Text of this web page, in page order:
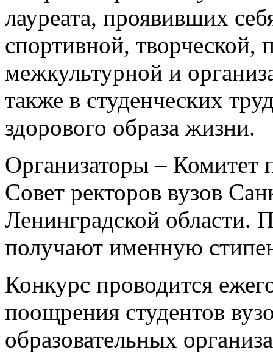
лауреата, проявивших
спортивной, творческой,
межкультурной и
также в студенческих
здорового образа жизни.
Организаторы – Комитет
Совет ректоров вузов
Ленинградской области.
получают именную
Конкурс проводится
поощрения студентов
образовательных